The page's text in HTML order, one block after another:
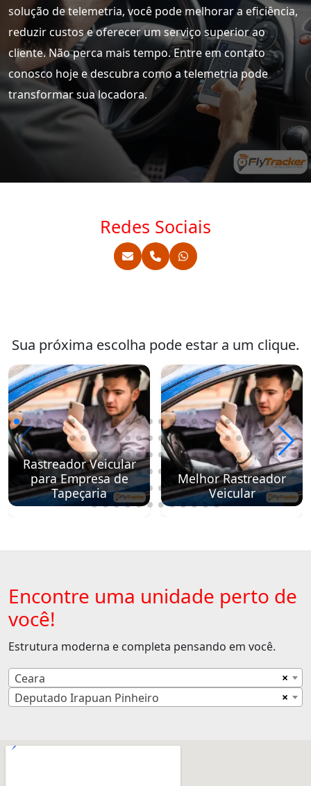
solução de telemetria, você pode melhorar a eficiência,
reduzir custos e oferecer um serviço superior ao
cliente. Não perca mais tempo. Entre em contato
conosco hoje e descubra como a telemetria pode
transformar sua locadora.
Redes Sociais
Sua próxima escolha pode estar a um clique.
Rastreador Veicular
para Empresa de
Tapeçaria
Melhor Rastreador
Veicular
Encontre uma unidade perto de
você!
Estrutura moderna e completa pensando em você.
×
Ceara
×
Deputado Irapuan Pinheiro